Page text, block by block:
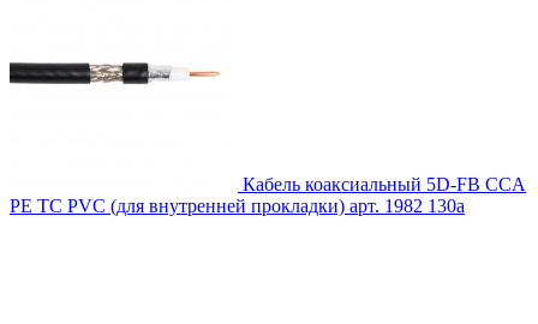
Кабель коаксиальный 5D-FB CCA
PE TC PVC (для внутренней прокладки) арт. 1982 130a